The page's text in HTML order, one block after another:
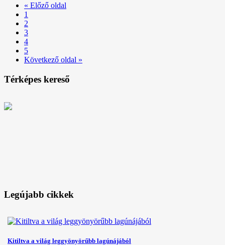
« Előző oldal
1
2
3
4
5
Következő oldal »
Térképes kereső
Legújabb cikkek
Kitiltva a világ leggyönyörűbb lagúnájából